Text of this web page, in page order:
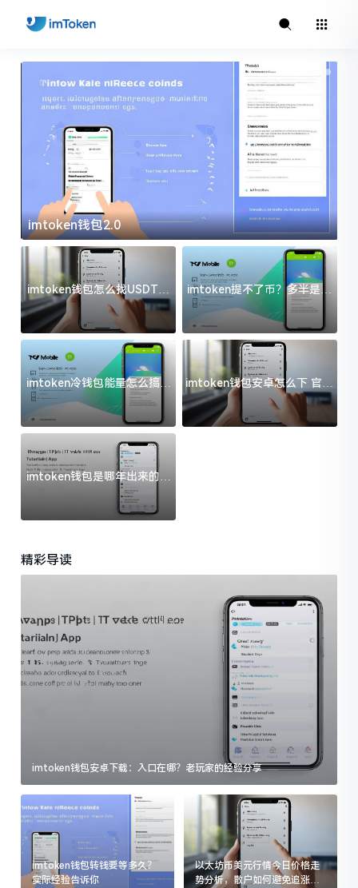
imtoken官方下载
imtoken钱包怎么找USDT地
址？三步搞定不踩坑
imtoken提不了币？多半是这
几件事没处理好
imtoken冷钱包能量怎么搞？
过来人告诉你门道
imtoken钱包安卓怎么下 官方
渠道避坑指南
imtoken钱包是哪年出来的？
一文给你说清楚
精彩导读
imtoken钱包安卓下载：入口在哪？老玩家的经验分享
imtoken钱包转钱要等多久？
实际经验告诉你
以太坊币美元行情今日价格走
势分析，散户如何避免追涨杀